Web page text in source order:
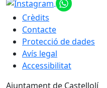
Crèdits
Contacte
Protecció de dades
Avís legal
Accessibilitat
Ajuntament de Castellolí